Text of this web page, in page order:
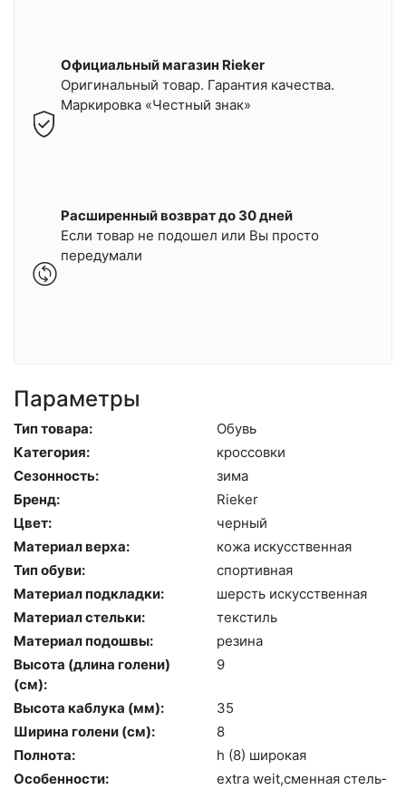
Официальный магазин Rieker
Оригинальный товар. Гарантия качества.
Маркировка «Честный знак»
Расширенный возврат до 30 дней
Если товар не подошел или Вы просто
передумали
Параметры
Тип товара:
Обувь
Категория:
крос­совки
Сезонность:
зи­ма
Бренд:
Ri­eker
Цвет:
чер­ный
Материал верха:
ко­жа ис­кусс­твен­ная
Тип обуви:
спор­тивная
Материал подкладки:
шерсть ис­кусс­твен­ная
Материал стельки:
текс­тиль
Материал подошвы:
ре­зина
Высота (длина голени)
(cм):
9
Высота каблука (мм):
35
Ширина голени (см):
8
Полнота:
h (8) ши­рокая
Особенности:
ext­ra we­it,смен­ная стель­